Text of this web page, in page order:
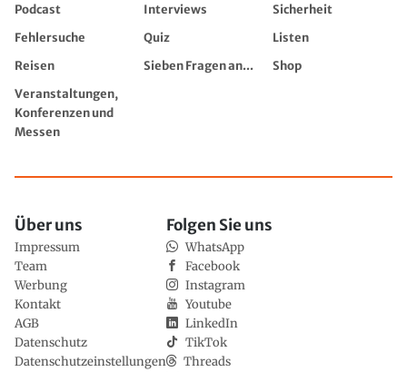
Podcast
Interviews
Sicherheit
Fehlersuche
Quiz
Listen
Reisen
Sieben Fragen an...
Shop
Veranstaltungen,
Konferenzen und
Messen
Über uns
Impressum
Team
Werbung
Kontakt
AGB
Datenschutz
Datenschutzeinstellungen
Folgen Sie uns
WhatsApp
Facebook
Instagram
Youtube
LinkedIn
TikTok
Threads